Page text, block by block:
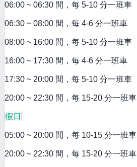
06:00 ~ 06:30 間，每 5-10 分一班車
06:30 ~ 08:00 間，每 4-6 分一班車
08:00 ~ 16:00 間，每 5-10 分一班車
16:00 ~ 17:30 間，每 4-6 分一班車
17:30 ~ 20:00 間，每 5-10 分一班車
20:00 ~ 22:30 間，每 15-20 分一班車
假日
05:00 ~ 20:00 間，每 10-15 分一班車
20:00 ~ 22:30 間，每 15-20 分一班車